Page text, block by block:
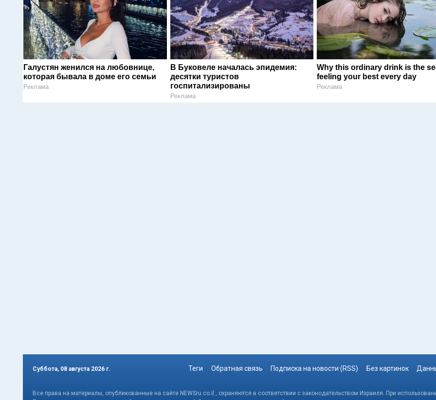
Галустян женился на любовнице,
которая бывала в доме его семьи
Реклама
В Буковеле началась эпидемия:
десятки туристов
госпитализированы
Реклама
Why this ordinary drink is the
feeling your best every day
Реклама
Суббота, 08 августа 2026 г. Теги Обратная связь Подписка на новости (RSS) Без картинок
Все права на материалы, опубликованные на сайте NEWSru.co.il , охраняются в соответствии с законодательством Израиля. При